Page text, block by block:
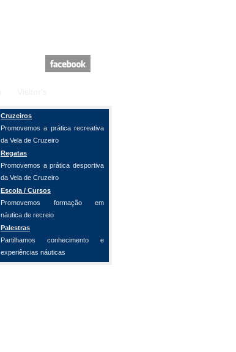
Cruzeiros
Promovemos a prática recreativa
da Vela de Cruzeiro
Regatas
Promovemos a prática desportiva
da Vela de Cruzeiro
Escola / Cursos
Promovemos formação em
náutica de recreio
Palestras
Partilhamos conhecimento e
experiências náuticas